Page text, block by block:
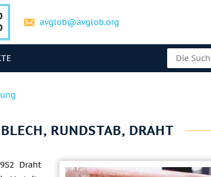
avglob@avglob.org
RUNDSTAB, DRAHT
Draht